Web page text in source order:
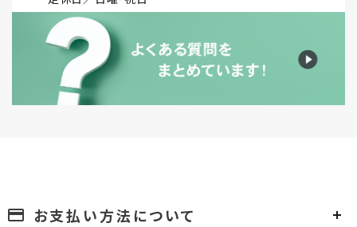
payment お支払い方法について